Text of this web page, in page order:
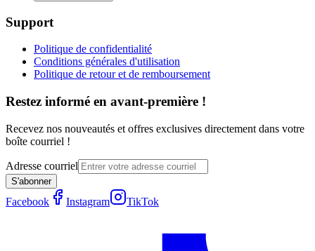
Support
Politique de confidentialité
Conditions générales d'utilisation
Politique de retour et de remboursement
Restez informé en avant-première !
Recevez nos nouveautés et offres exclusives directement dans votre
boîte courriel !
Adresse courriel
S'abonner
Facebook Instagram TikTok